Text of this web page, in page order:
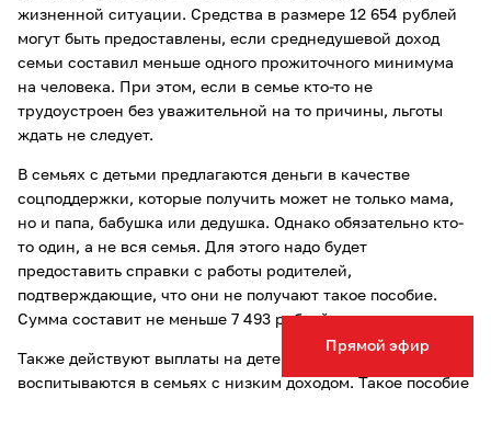
Прямой эфир
жизненной ситуации. Средства в размере 12 654 рублей
могут быть предоставлены, если среднедушевой доход
семьи составил меньше одного прожиточного минимума
на человека. При этом, если в семье кто-то не
трудоустроен без уважительной на то причины, льготы
ждать не следует.
В семьях с детьми предлагаются деньги в качестве
соцподдержки, которые получить может не только мама,
но и папа, бабушка или дедушка. Однако обязательно кто-
то один, а не вся семья. Для этого надо будет
предоставить справки с работы родителей,
подтверждающие, что они не получают такое пособие.
Сумма составит не меньше 7 493 рублей.
Также действуют выплаты на детей до трех лет, которые
воспитываются в семьях с низким доходом. Такое пособие